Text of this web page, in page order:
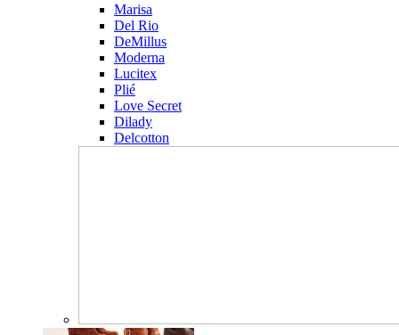
Marisa
Del Rio
DeMillus
Moderna
Lucitex
Plié
Love Secret
Dilady
Delcotton